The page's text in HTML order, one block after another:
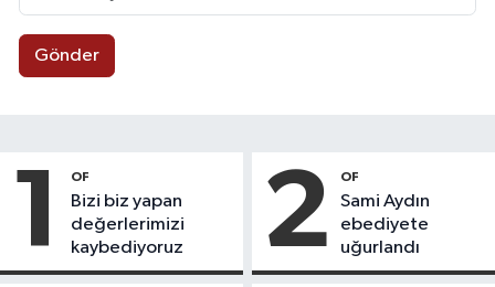
Gönder
1 OF
Bizi biz yapan
değerlerimizi
kaybediyoruz
2 OF
Sami Aydın
ebediyete
uğurlandı